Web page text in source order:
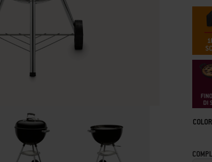
alla
Color